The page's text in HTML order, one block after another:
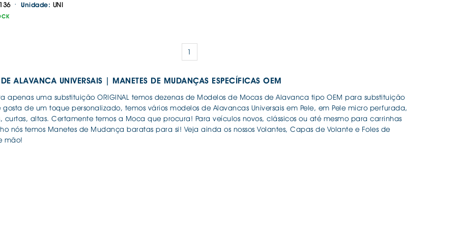
BORRACHA
3D
ALCATIFA
BORRACHA
BORRACHA
· Unidade: UNI
1
ALAVANCA UNIVERSAIS | MANETES DE MUDANÇAS ESPECÍFICAS OEM
apenas uma substituição ORIGINAL temos dezenas de Modelos de Mocas de Alavanca tipo OEM para substituição
gosta de um toque personalizado, temos vários modelos de Alavancas Universais em Pele, em Pele micro perfurada,
curtas, altas. Certamente temos a Moca que procura! Para veículos novos, clássicos ou até mesmo para carrinhas
nós temos Manetes de Mudança baratas para si! Veja ainda os nossos Volantes, Capas de Volante e Foles de
mão!
Continuar a comprar Ir para o carrinho